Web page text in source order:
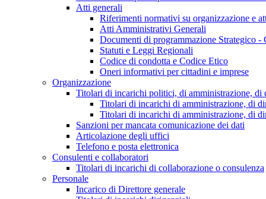
Atti generali
Riferimenti normativi su organizzazione e
Atti Amministrativi Generali
Documenti di programmazione Strategico -
Statuti e Leggi Regionali
Codice di condotta e Codice Etico
Oneri informativi per cittadini e imprese
Organizzazione
Titolari di incarichi politici, di amministrazione, di
Titolari di incarichi di amministrazione, di
Titolari di incarichi di amministrazione, di
Sanzioni per mancata comunicazione dei dati
Articolazione degli uffici
Telefono e posta elettronica
Consulenti e collaboratori
Titolari di incarichi di collaborazione o consulenza
Personale
Incarico di Direttore generale